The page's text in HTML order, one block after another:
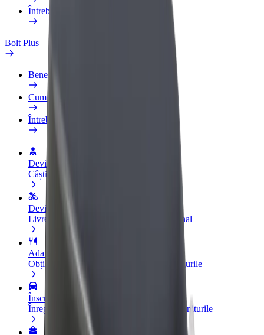
Întrebări frecvente
Bolt Plus
Beneficii
Cum devii membru
Întrebări frecvente
Devino șofer
Câștigă bani după propriile reguli
Devino curier
Livrează mâncare și câștigă bani săptămânal
Adaugă un restaurant sau un magazin
Obține mai mulți clienți și mărește-ți câștigurile
Înscrie-te ca administrator de flotă
Înregistrează-ți flota la Bolt și mărește-ți veniturile